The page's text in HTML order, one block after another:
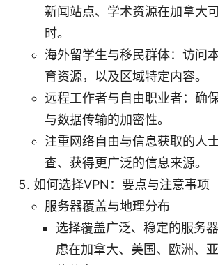
新闻站点、学术资源在加拿大
时。
海外留学生与移民群体：访问
育资源，以及区域特定内容。
远程工作者与自由职业者：确
与数据传输的加密性。
注重网络自由与信息获取的人
查、获得更广泛的信息来源。
如何选择VPN：要点与注意事项
服务器覆盖与地理分布
选择覆盖广泛、稳定的服务
虑在加拿大、美国、欧洲、